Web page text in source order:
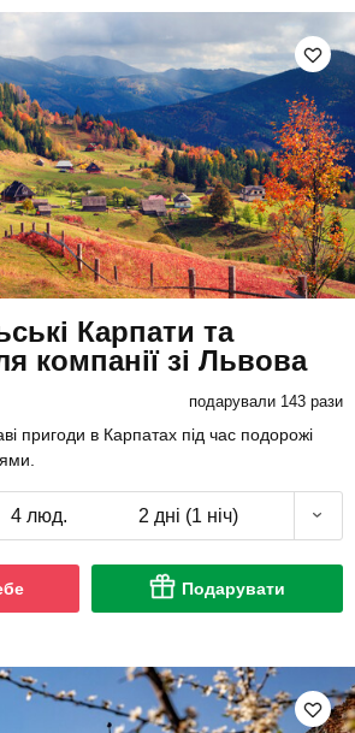
Карпати та
компанії зі Львова
подарували 143 рази
пригоди в Карпатах під час подорожі
4 люд. 2 дні (1 ніч)
Подарувати